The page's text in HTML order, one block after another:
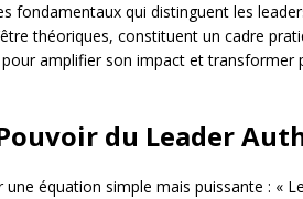
fondamentaux qui distinguent les
théoriques, constituent un cadre
amplifier son impact et transformer
du Leader
équation simple mais puissante : «